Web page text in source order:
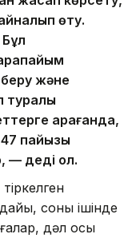
өту.
беру және
туралы
қарағанда,
пайызы
— деді ол.
соның ішінде
дәл осы